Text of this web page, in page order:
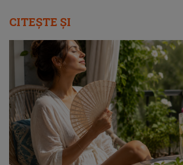
CITEȘTE ȘI